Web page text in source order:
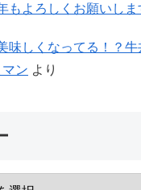
もよろしくお願いしま
味しくなってる！？
ン より